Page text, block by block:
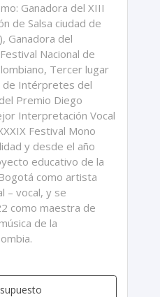
Ganadora del XIII
de Salsa ciudad de
Ganadora del
Nacional de
Tercer lugar
de Intérpretes del
Premio Diego
Interpretación Vocal
Festival Mono
y desde el año
educativo de la
como artista
– vocal, y se
como maestra de
de la